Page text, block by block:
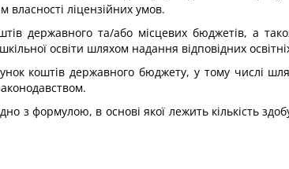
ліцензійних умов.
державного та/або місцевих бюджетів, а
освіти шляхом надання відповідних
коштів державного бюджету, у тому числі
з формулою, в основі якої лежить кількість